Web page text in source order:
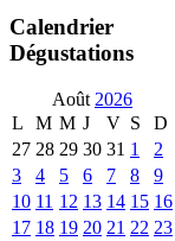
Calendrier
Dégustations
Août 2026
L
M M J V S
D
27 28 29 30 31 1
2
3
4 5 6 7 8
9
10 11 12 13 14 15 16
17 18 19 20 21 22 23